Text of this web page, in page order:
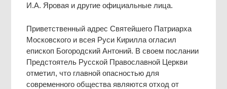
И.А. Яровая и другие официальные лица.
Приветственный адрес Святейшего Патриарха
Московского и всея Руси Кирилла огласил
епископ Богородский Антоний. В своем послании
Предстоятель Русской Православной Церкви
отметил, что главной опасностью для
современного общества являются отход от